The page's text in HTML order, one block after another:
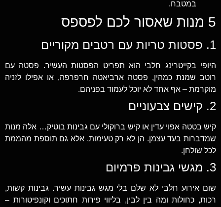
במטבח.
5 מנות שאסור לכם לפספס
1. פסטות טריות עם רטבים מקוריים
היופי בקייטרינג חלבי הוא תפריט הפסטות העשיר. פסטה עם
רוטב שמנת כמהין, פסטה ארביאטה חרפרפה, או אפילו לזניה
מוקרמת – אף אחד לא יוכל לעמוד בפניהם.
2. קישים צבעוניים
קיש בטטה אפוי עדין או קיש ברוקולי עם גבינות בוטיק… אלה מנות
שמדברות בעד עצמן. הן לא רק טעימות, אלא גם תוספת מהממת
לכל שולחן.
3. מגשי גבינות פרמיום
שום אירוע חלבי לא שלם בלי מגש גבינות עשיר. גבינות קשות,
רכות, כחולות ומה בין לבין, בליווי פירות חתוכים וקונפיטורות –